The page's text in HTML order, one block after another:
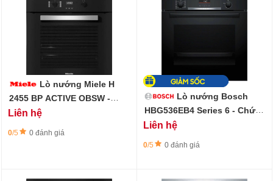
Lò nướng Miele H
2455 BP ACTIVE OBSW -
Làm sạch nhiệt phân
Liên hệ
0/5 0 đánh giá
Lò nướng Bosch
HBG536EB4 Series 6 - Chức
năng Air Fry (chiên không
Liên hệ
0/5 0 đánh giá